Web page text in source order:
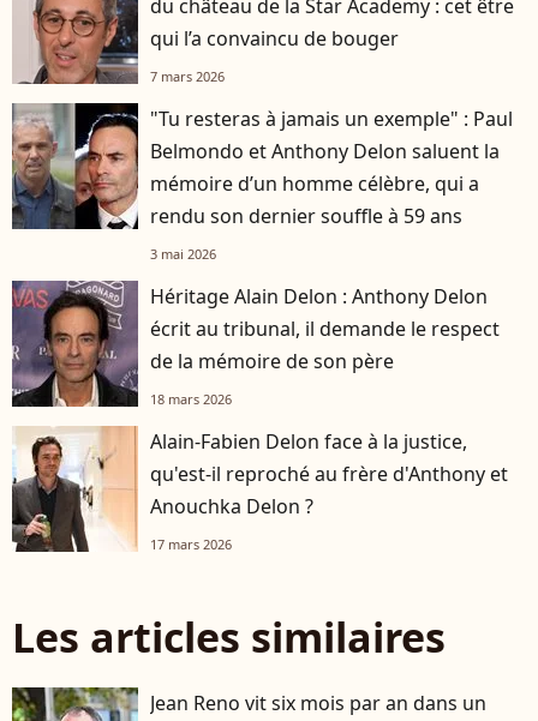
du château de la Star Academy : cet être
qui l’a convaincu de bouger
7 mars 2026
"Tu resteras à jamais un exemple" : Paul
Belmondo et Anthony Delon saluent la
mémoire d’un homme célèbre, qui a
rendu son dernier souffle à 59 ans
3 mai 2026
Héritage Alain Delon : Anthony Delon
écrit au tribunal, il demande le respect
de la mémoire de son père
18 mars 2026
Alain-Fabien Delon face à la justice,
qu'est-il reproché au frère d'Anthony et
Anouchka Delon ?
17 mars 2026
Les articles similaires
Jean Reno vit six mois par an dans un